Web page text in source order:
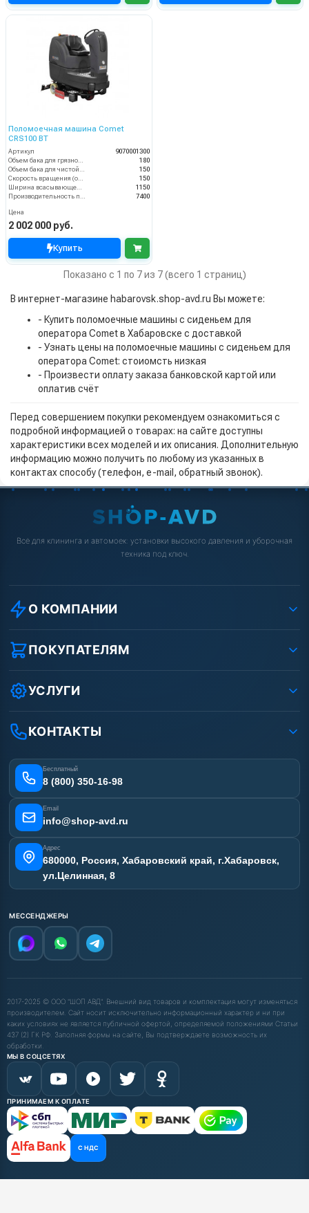
Поломоечная машина Comet
CRS100 BT
Артикул
9070001300
180
150
150
1150
7400
Цена
2 002 000 руб.
Купить
Показано с 1 по 7 из 7 (всего 1 страниц)
В интернет-магазине habarovsk.shop-avd.ru Вы можете:
- Купить поломоечные машины с сиденьем для
оператора Comet в Хабаровске с доставкой
- Узнать цены на поломоечные машины с сиденьем для
оператора Comet: стоиомсть низкая
- Произвести оплату заказа банковской картой или
оплатив счёт
Перед совершением покупки рекомендуем ознакомиться с
подробной информацией о товарах: на сайте доступны
характеристики всех моделей и их описания. Дополнительную
информацию можно получить по любому из указанных в
контактах способу (телефон, e-mail, обратный звонок).
Всё для клининга и автомоек: установки высокого давления и уборочная
техника под ключ.
О КОМПАНИИ
О компании
Реквизиты ООО «Шоп АВД»
Защита данных клиента
Условия соглашения
Вакансии
Статьи
ПОКУПАТЕЛЯМ
Как заказать?
Оплата
Доставка
Лизинг
Получить скидку
УСЛУГИ
Ремонт АВД
Сертификаты
Наши работы
Отзывы наших клиентов
Карта сайта
КОНТАКТЫ
Бесплатный
8 (800) 350-16-98
Email
info@shop-avd.ru
Адрес
680000, Россия, Хабаровский край, г.Хабаровск,
ул.Целинная, 8
МЕССЕНДЖЕРЫ
2017-2025 © ООО "ШОП АВД". Внешний вид товаров и комплектация могут изменяться
производителем. Сайт носит исключительно информационный характер и ни при
каких условиях не является публичной офертой, определяемой положениями Статьи
437 (2) ГК РФ. Заполняя формы на сайте, Вы подтверждаете возможность их
обработки.
МЫ В СОЦСЕТЯХ
ПРИНИМАЕМ К ОПЛАТЕ
С НДС